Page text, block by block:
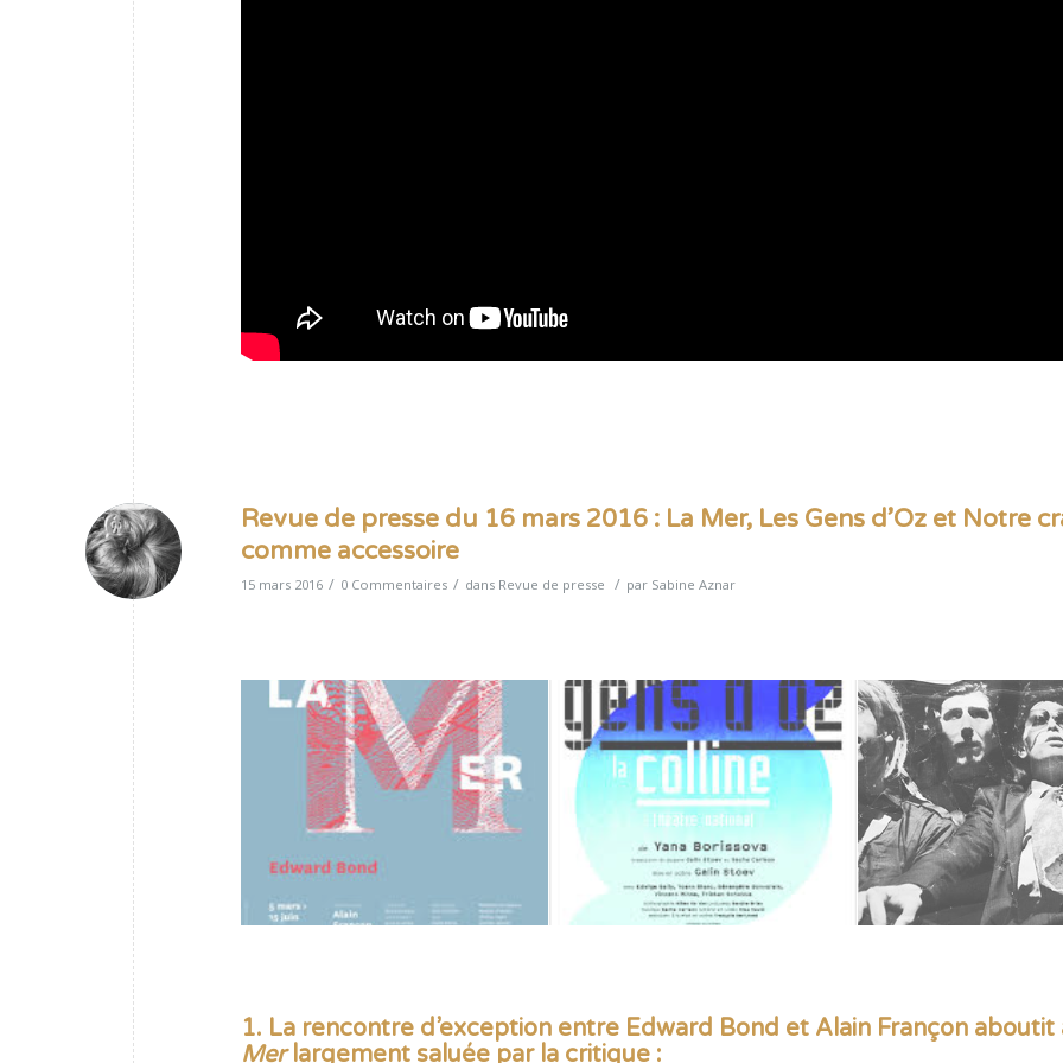
Revue de presse du 16 mars 2016 : La Mer, Les Gens d’Oz et Notre
comme accessoire
15 mars 2016 / 0 Commentaires / dans Revue de presse / par Sabine Aznar
1. La rencontre d’exception entre Edward Bond et Alain Françon aboutit
Merlargement saluée par la critique :